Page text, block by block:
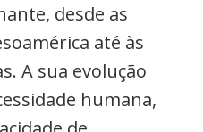
desde as
até às
A sua evolução
humana,